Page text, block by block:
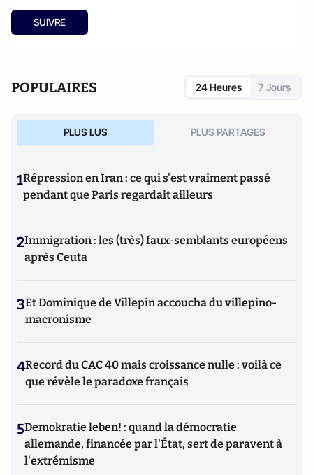
SUIVRE
POPULAIRES 24 Heures 7 Jours
PLUS LUS PLUS PARTAGES
1Répression en Iran : ce qui s'est vraiment passé
pendant que Paris regardait ailleurs
2Immigration : les (très) faux-semblants européens
après Ceuta
3Et Dominique de Villepin accoucha du villepino-
macronisme
4Record du CAC 40 mais croissance nulle : voilà ce
que révèle le paradoxe français
5Demokratie leben! : quand la démocratie
allemande, financée par l'État, sert de paravent à
l'extrémisme